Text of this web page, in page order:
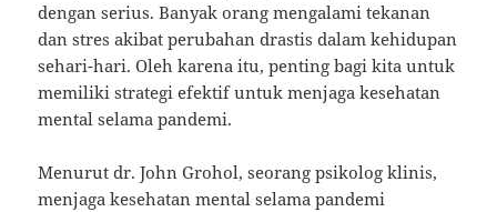
dengan serius. Banyak orang mengalami tekanan
dan stres akibat perubahan drastis dalam kehidupan
sehari-hari. Oleh karena itu, penting bagi kita untuk
memiliki strategi efektif untuk menjaga kesehatan
mental selama pandemi.
Menurut dr. John Grohol, seorang psikolog klinis,
menjaga kesehatan mental selama pandemi